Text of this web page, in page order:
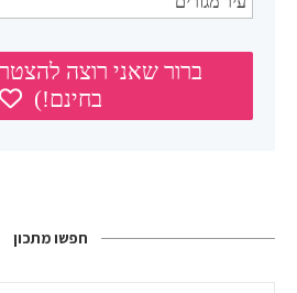
חפשו מתכון